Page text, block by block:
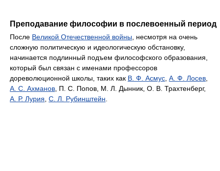
Преподавание философии в послевоенный период
После Великой Отечественной войны , несмотря на очень
сложную политическую и идеологическую обстановку,
начинается подлинный подъем философского образования,
который был связан с именами профессоров
дореволюционной школы, таких как В. Ф. Асмус А. Ф. Лосев
А. С. Ахманов , П. С. Попов, М. Л. Дынник, О. В. Трахтенберг,
А. Р. Лурия С. Л. Рубинштейн